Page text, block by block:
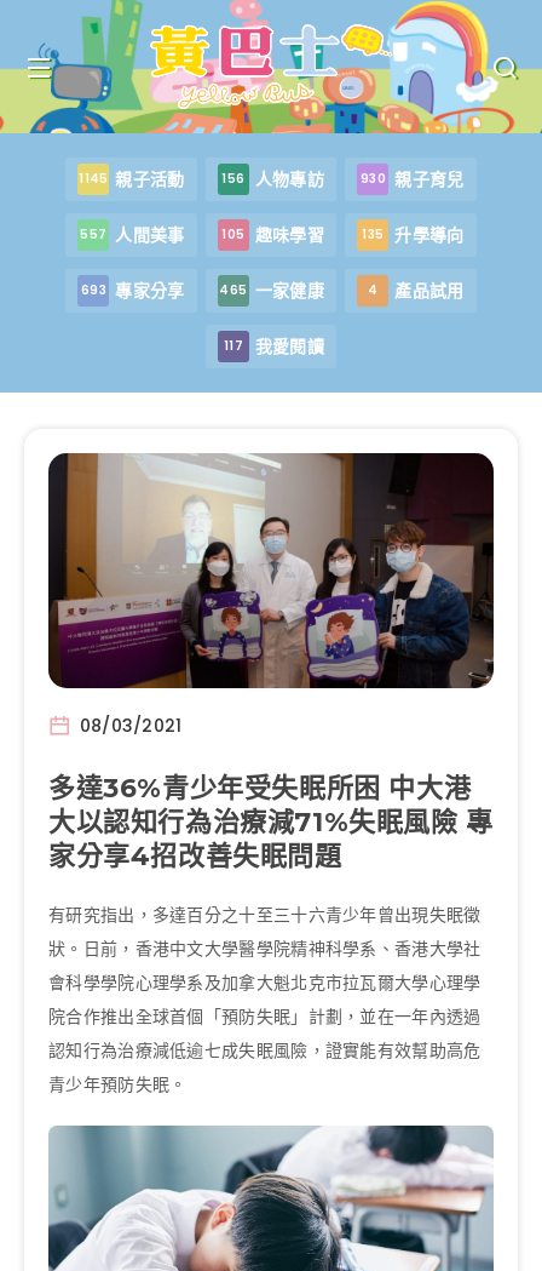
1145 親子活動 156 人物專訪 930 親子育兒
557 人間美事 105 趣味學習 135 升學導向
693 專家分享 465 一家健康 4 產品試用
117 我愛閱讀
08/03/2021
多達36%青少年受失眠所困 中大港
大以認知行為治療減71%失眠風險 專
家分享4招改善失眠問題
有研究指出，多達百分之十至三十六青少年曾出現失眠徵
狀。日前，香港中文大學醫學院精神科學系、香港大學社
會科學學院心理學系及加拿大魁北克市拉瓦爾大學心理學
院合作推出全球首個「預防失眠」計劃，並在一年內透過
認知行為治療減低逾七成失眠風險，證實能有效幫助高危
青少年預防失眠。